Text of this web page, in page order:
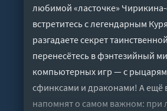
любимой «ласточке»
встретитесь с легендарным
разгадаете секрет
перенесётесь в фэнтезийный
компьютерных игр — с
сфинксами и драконами! А ещё
напомнят о самом важном: при